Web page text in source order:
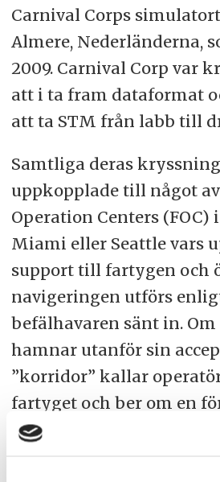
Carnival Corps
Almere, Nederländerna,
2009. Carnival Corp var
att i ta fram dataformat
att ta STM från labb till
Samtliga deras
uppkopplade till något
Operation Centers (FOC)
Miami eller Seattle vars
support till fartygen och
navigeringen utförs
befälhavaren sänt in.
hamnar utanför sin
”korridor” kallar
fartyget och ber om en
Ny teknik, javisst